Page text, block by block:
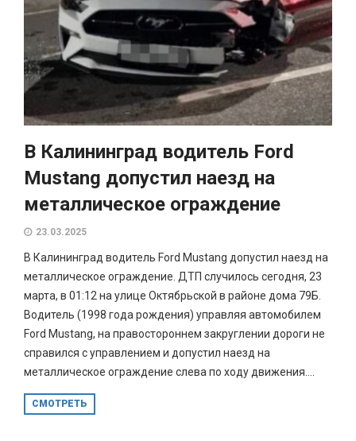
В Калининград водитель Ford
Mustang допустил наезд на
металлическое ограждение
23.03.2025
В Калининград водитель Ford Mustang допустил наезд на
металлическое ограждение. ДТП случилось сегодня, 23
марта, в 01:12 на улице Октябрьской в районе дома 79Б.
Водитель (1998 года рождения) управляя автомобилем
Ford Mustang, на правостороннем закруглении дороги не
справился с управлением и допустил наезд на
металлическое ограждение слева по ходу движения....
СМОТРЕТЬ